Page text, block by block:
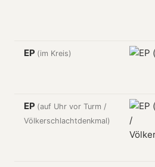
EP (im Kreis)
EP (auf Uhr vor Turm /
Völkerschlachtdenkmal)